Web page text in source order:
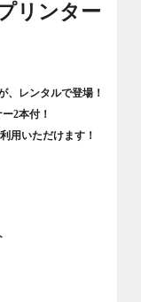
リンター
、レンタルで登場！
2本付！
用いただけます！